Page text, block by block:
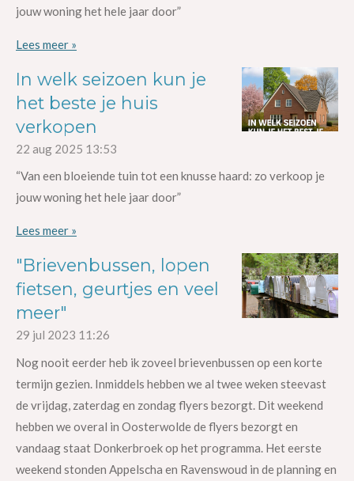
jouw woning het hele jaar door”
Lees meer »
In welk seizoen kun je
het beste je huis
verkopen
22 aug 2025 13:53
“Van een bloeiende tuin tot een knusse haard: zo verkoop je
jouw woning het hele jaar door”
Lees meer »
"Brievenbussen, lopen
fietsen, geurtjes en veel
meer"
29 jul 2023 11:26
Nog nooit eerder heb ik zoveel brievenbussen op een korte
termijn gezien. Inmiddels hebben we al twee weken steevast
de vrijdag, zaterdag en zondag flyers bezorgt. Dit weekend
hebben we overal in Oosterwolde de flyers bezorgt en
vandaag staat Donkerbroek op het programma. Het eerste
weekend stonden Appelscha en Ravenswoud in de planning en